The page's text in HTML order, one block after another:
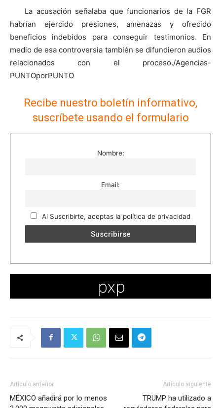
La acusación señalaba que funcionarios de la FGR
habrían ejercido presiones, amenazas y ofrecido
beneficios indebidos para conseguir testimonios. En
medio de esa controversia también se difundieron audios
relacionados con el proceso./Agencias-
PUNTOporPUNTO
Recibe nuestro boletín informativo,
suscríbete usando el formulario
Nombre:
Email:
Al Suscribirte, aceptas la política de privacidad
Artículo anterior
MÉXICO añadirá por lo menos
Artículo siguiente
TRUMP ha utilizado a